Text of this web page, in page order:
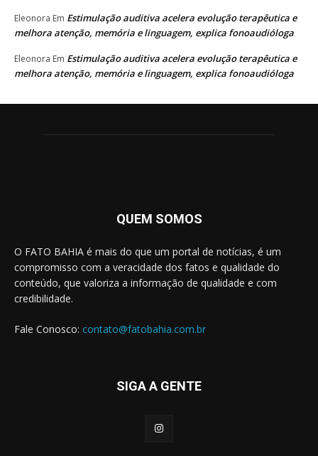
Eleonora Em Estimulação auditiva acelera evolução terapêutica e
melhora atenção, memória e linguagem, explica fonoaudióloga
Eleonora Em Estimulação auditiva acelera evolução terapêutica e
melhora atenção, memória e linguagem, explica fonoaudióloga
QUEM SOMOS
O FATO BAHIA é mais do que um portal de notícias, é um
compromisso com a veracidade dos fatos e qualidade do
conteúdo, que valoriza a informação de qualidade e com
credibilidade.
Fale Conosco: contato@fatobahia.com.br
SIGA A GENTE